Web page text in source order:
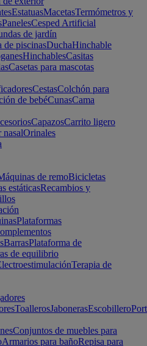
EstatuasMacetasTermómetros y
PanelesCesped Artificial
de jardín
de piscinasDuchaHinchable
HinchablesCasitas
Casetas para mascotas
CestasColchón para
de bebéCunasCama
CapazosCarrito ligero
nasalOrinales
de remoBicicletas
estáticasRecambios y
Plataformas
BarrasPlataforma de
de equilibrio
Terapia de
ToallerosJabonerasEscobillero
Conjuntos de muebles para
Armarios para bañoRepisa para